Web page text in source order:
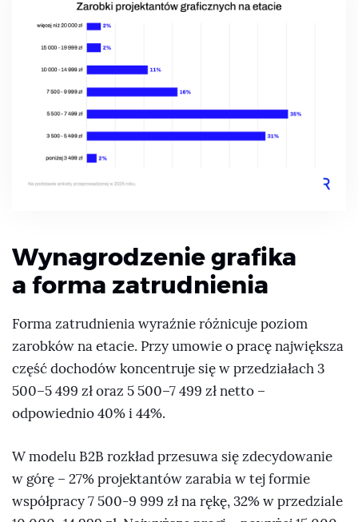
Wynagrodzenie grafika
a forma zatrudnienia
Forma zatrudnienia wyraźnie różnicuje poziom
zarobków na etacie. Przy umowie o pracę największa
część dochodów koncentruje się w przedziałach 3
500–5 499 zł oraz 5 500–7 499 zł netto –
odpowiednio 40% i 44%.
W modelu B2B rozkład przesuwa się zdecydowanie
w górę – 27% projektantów zarabia w tej formie
współpracy 7 500-9 999 zł na rękę, 32% w przedziale